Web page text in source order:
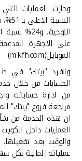
وحازت العمليات
الموبايل(m.kfh.com
).
وانفرد "بيتك" في
الحسابات من خلال
من ادارة حساباته
مراجعة فروع "بيتك"
ان هذه الخدمة من
العمليات داخل
والوقت بعد
عملياته المالية بكل